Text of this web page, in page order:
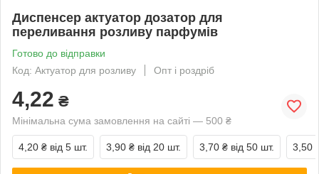
Диспенсер актуатор дозатор для
переливання розливу парфумів
Готово до відправки
Код: Актуатор для розливу
Опт і роздріб
4,22 ₴
Мінімальна сума замовлення на сайті — 500 ₴
4,20 ₴ від 5 шт. 3,90 ₴ від 20 шт. 3,70 ₴ від 50 шт. 3,50